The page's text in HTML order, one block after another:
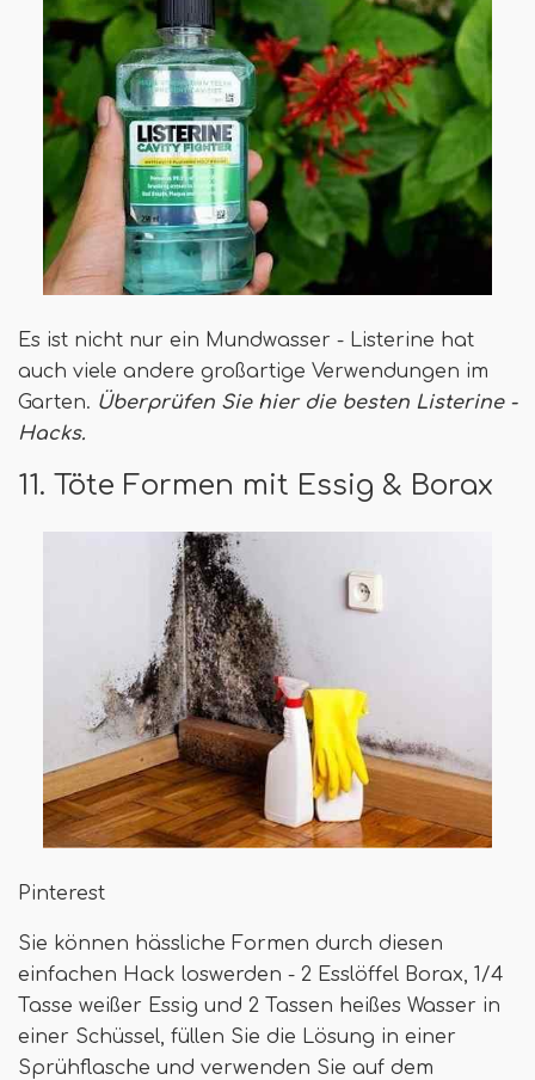
Es ist nicht nur ein Mundwasser - Listerine hat
auch viele andere großartige Verwendungen im
Garten. Überprüfen Sie hier die besten Listerine -
Hacks.
11. Töte Formen mit Essig & Borax
Pinterest
Sie können hässliche Formen durch diesen
einfachen Hack loswerden - 2 Esslöffel Borax, 1/4
Tasse weißer Essig und 2 Tassen heißes Wasser in
einer Schüssel, füllen Sie die Lösung in einer
Sprühflasche und verwenden Sie auf dem